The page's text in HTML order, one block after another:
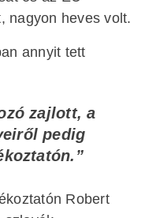
nagyon heves volt.
annyit tett
zajlott, a
pedig
Robert